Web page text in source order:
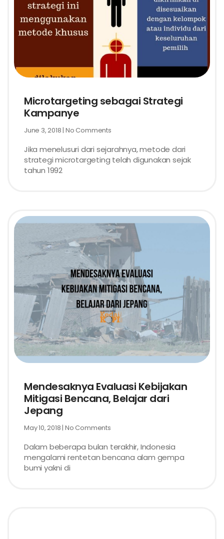
Microtargeting sebagai Strategi
Kampanye
June 3, 2018 No Comments
Jika menelusuri dari sejarahnya, metode dari
strategi microtargeting telah digunakan sejak
tahun 1992
Mendesaknya Evaluasi Kebijakan
Mitigasi Bencana, Belajar dari
Jepang
May 10, 2018 No Comments
Dalam beberapa bulan terakhir, Indonesia
mengalami rentetan bencana alam gempa
bumi yakni di